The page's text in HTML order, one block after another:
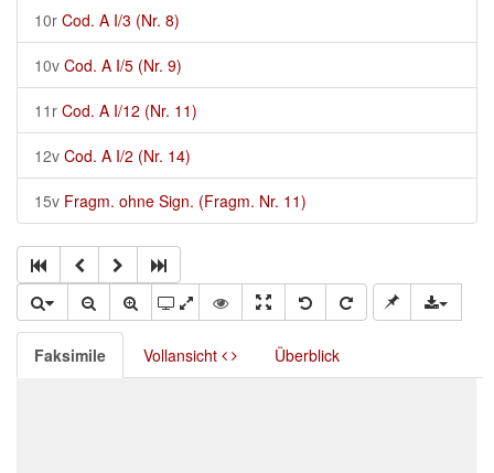
10r Cod. A I/3 (Nr. 8)
10v Cod. A I/5 (Nr. 9)
11r Cod. A I/12 (Nr. 11)
12v Cod. A I/2 (Nr. 14)
15v Fragm. ohne Sign. (Fragm. Nr. 11)
Faksimile Vollansicht Überblick